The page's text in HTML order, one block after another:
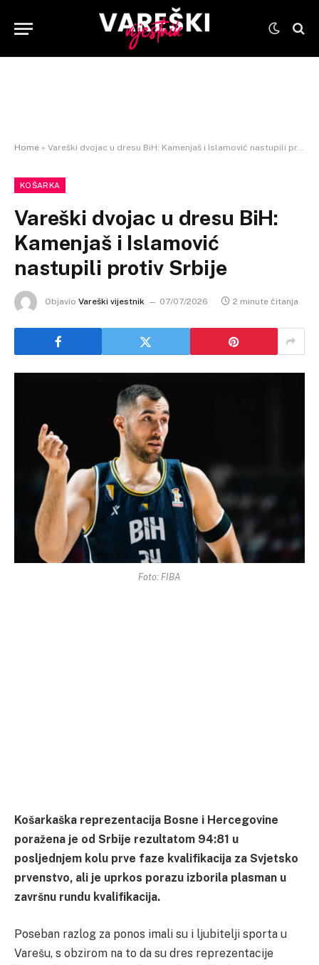
Home » Vareški dvojac u dresu BiH: Kamenjaš i Islamović nastupili protiv Srbije
KOŠARKA
Vareški dvojac u dresu BiH:
Kamenjaš i Islamović
nastupili protiv Srbije
Objavio Vareški vijestnik 07/07/2026 2 minute čitanja
Foto: FIBA
Košarkaška reprezentacija Bosne i Hercegovine
poražena je od Srbije rezultatom 94:81 u
posljednjem kolu prve faze kvalifikacija za Svjetsko
prvenstvo, ali je uprkos porazu izborila plasman u
završnu rundu kvalifikacija.
Poseban razlog za ponos imali su i ljubitelji sporta u
Varešu, s obzirom na to da su dres reprezentacije